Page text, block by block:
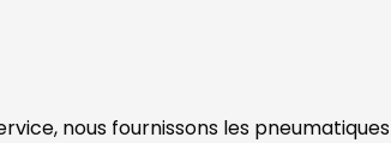
nous fournissons les pneumatiques